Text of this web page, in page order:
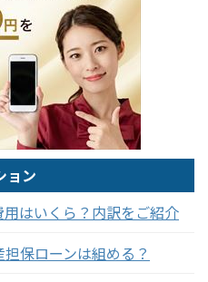
ョン
はいくら？内訳をご紹介
保ローンは組める？